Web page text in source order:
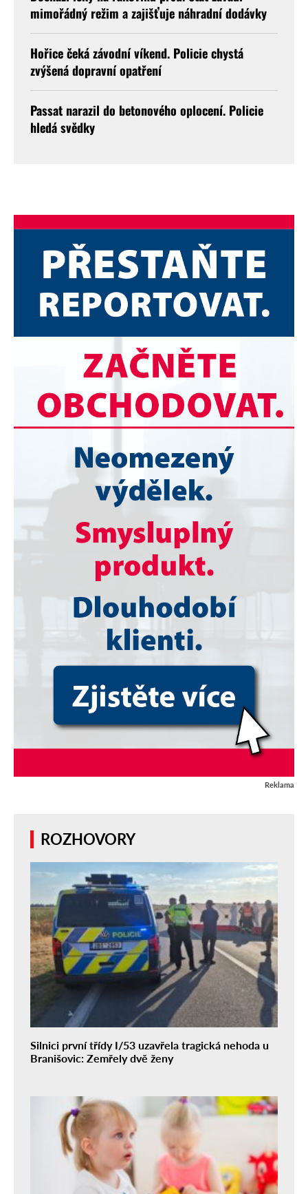
mimořádný režim a zajišťuje náhradní dodávky
Hořice čeká závodní víkend. Policie chystá
zvýšená dopravní opatření
Passat narazil do betonového oplocení. Policie
hledá svědky
Reklama
ROZHOVORY
Silnici první třídy I/53 uzavřela tragická nehoda u
Branišovic: Zemřely dvě ženy